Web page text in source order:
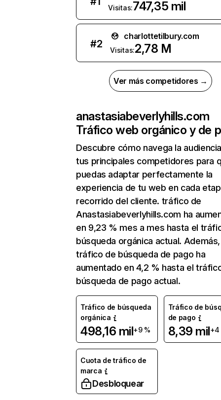
Visitas:747,35 mil
#2
charlottetilbury.com
Visitas:2,78 M
Ver más competidores →
anastasiabeverlyhills.com
Tráfico web orgánico y de
Descubre cómo navega la
tus principales competidores para
puedas adaptar perfectamente la
experiencia de tu web en cada
recorrido del cliente. tráfico de
Anastasiabeverlyhills.com ha
en 9,23 % mes a mes hasta el
búsqueda orgánica actual.
tráfico de búsqueda de pago ha
aumentado en 4,2 % hasta el
búsqueda de pago actual.
Tráfico de búsqueda
orgánica
498,16 mil+9 %
Tráfico de
de pago
8,39 mil+4
Cuota de tráfico de
marca
Desbloquear